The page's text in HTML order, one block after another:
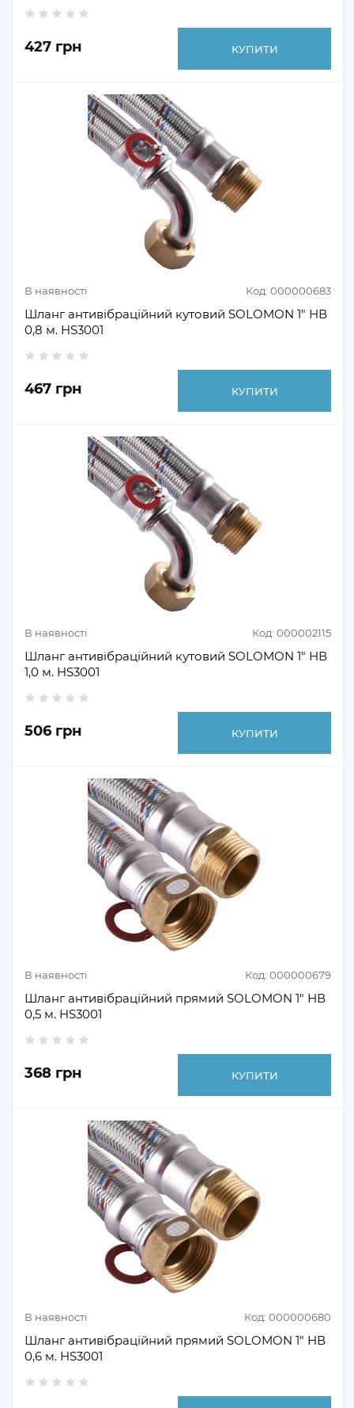
427 грн КУПИТИ
В наявності Код: 000000683
Шланг антивібраційний кутовий SOLOMON 1" НВ
0,8 м. HS3001
467 грн КУПИТИ
В наявності Код: 000002115
Шланг антивібраційний кутовий SOLOMON 1" НВ
1,0 м. HS3001
506 грн КУПИТИ
В наявності Код: 000000679
Шланг антивібраційний прямий SOLOMON 1" НВ
0,5 м. HS3001
368 грн КУПИТИ
В наявності Код: 000000680
Шланг антивібраційний прямий SOLOMON 1" НВ
0,6 м. HS3001